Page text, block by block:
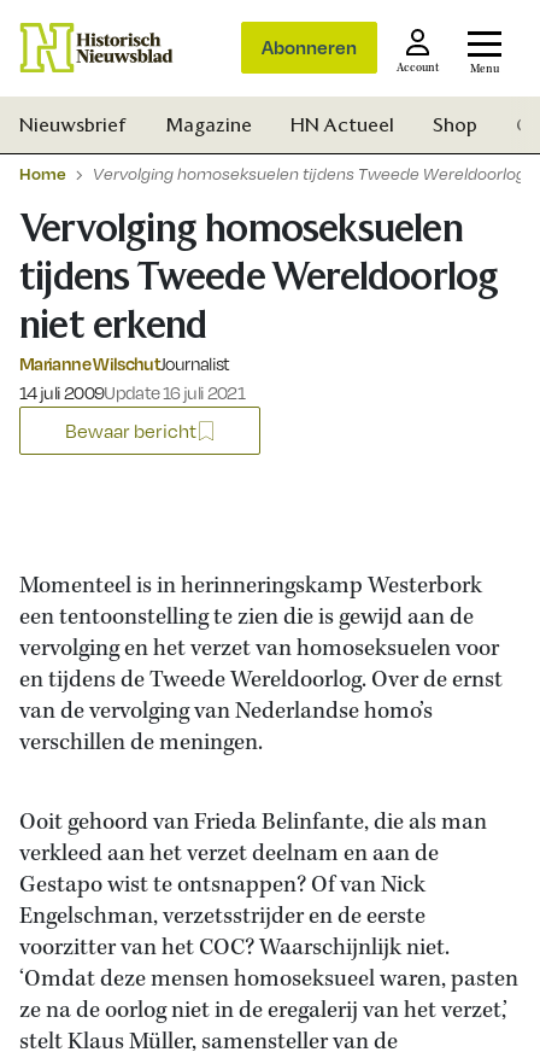
Abonneren
Account Menu
Nieuwsbrief Magazine HN Actueel Shop
Home Vervolging homoseksuelen tijdens Tweede Wereldoorlog
Vervolging homoseksuelen
tijdens Tweede Wereldoorlog
niet erkend
Marianne WilschutJournalist
Gepubliceerd op:
14 juli 2009Update 16 juli 2021
Bewaar bericht
Momenteel is in herinneringskamp Westerbork
een tentoonstelling te zien die is gewijd aan de
vervolging en het verzet van homoseksuelen voor
en tijdens de Tweede Wereldoorlog. Over de ernst
van de vervolging van Nederlandse homo’s
verschillen de meningen.
Ooit gehoord van Frieda Belinfante, die als man
verkleed aan het verzet deelnam en aan de
Gestapo wist te ontsnappen? Of van Nick
Engelschman, verzetsstrijder en de eerste
voorzitter van het COC? Waarschijnlijk niet.
‘Omdat deze mensen homoseksueel waren, pasten
ze na de oorlog niet in de eregalerij van het verzet,’
stelt Klaus Müller, samensteller van de